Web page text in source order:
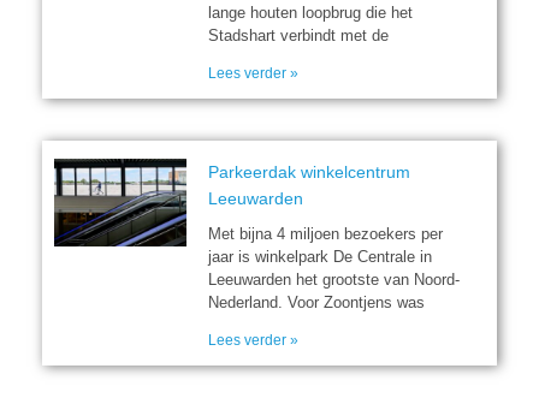
lange houten loopbrug die het
Stadshart verbindt met de
Lees verder »
Parkeerdak winkelcentrum
Leeuwarden
Met bijna 4 miljoen bezoekers per
jaar is winkelpark De Centrale in
Leeuwarden het grootste van Noord-
Nederland. Voor Zoontjens was
Lees verder »